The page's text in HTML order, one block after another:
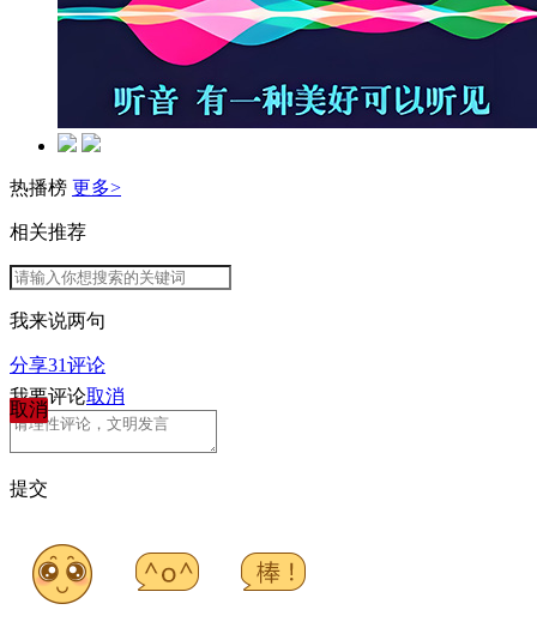
热播榜 更多>
相关推荐
我来说两句
分享31评论
取消
我要评论取消
提交